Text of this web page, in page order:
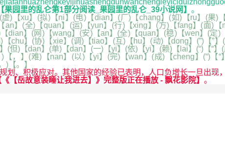
【果园里的乱仑第1部分阅读_果园里的乱仑_39小说网】 。
】(拟)【ni】(电)【dian】(厂)【chang】(如)【ru】(果)
】(全)【quan】(运)【yun】(行)【xing】(方)【fang】(面)
】(网)【wang】(安)【an】(全)【quan】(稳)【wen】(定)
chu】(协)【xie】(调)【tiao】(互)【hu】(动)【dong】(”)【”】
)【dan】(单)【dan】(一)【yi】(依)【yi】(赖)【lai】(“)【“】
，】(难)【nan】(以)【yi】(完)【wan】(成)【cheng】(“)【
)【。】
积极应对。其他国家的经验已表明，人口负增长一旦出现
《【岳故意装睡让我进去】》完整版正在播放 - 飘花影院】 。